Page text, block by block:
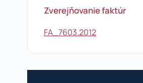
Zverejňovanie faktúr
FA_7603.2012